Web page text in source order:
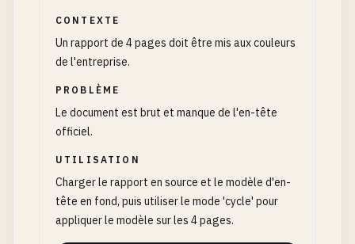
CONTEXTE
Un rapport de 4 pages doit être mis aux couleurs
de l'entreprise.
PROBLÈME
Le document est brut et manque de l'en-tête
officiel.
UTILISATION
Charger le rapport en source et le modèle d'en-
tête en fond, puis utiliser le mode 'cycle' pour
appliquer le modèle sur les 4 pages.